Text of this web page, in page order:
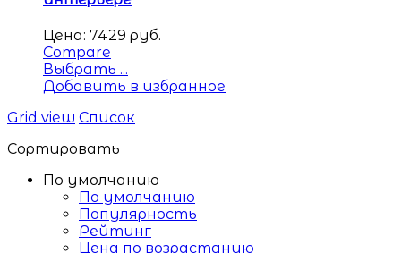
Цена: 7429 руб.
Compare
Выбрать ...
Добавить в избранное
Grid view Список
Сортировать
По умолчанию
По умолчанию
Популярность
Рейтинг
Цена по возрастанию